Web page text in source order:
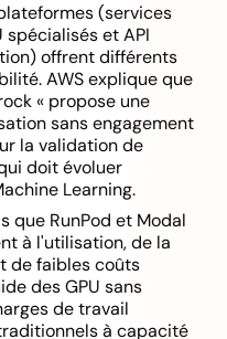
(services
spécialisés et API
offrent différents
AWS explique que
« propose une
sans engagement
la validation de
doit évoluer
Learning.
que RunPod et Modal
à l'utilisation, de la
de faibles coûts
des GPU sans
de travail
à capacité